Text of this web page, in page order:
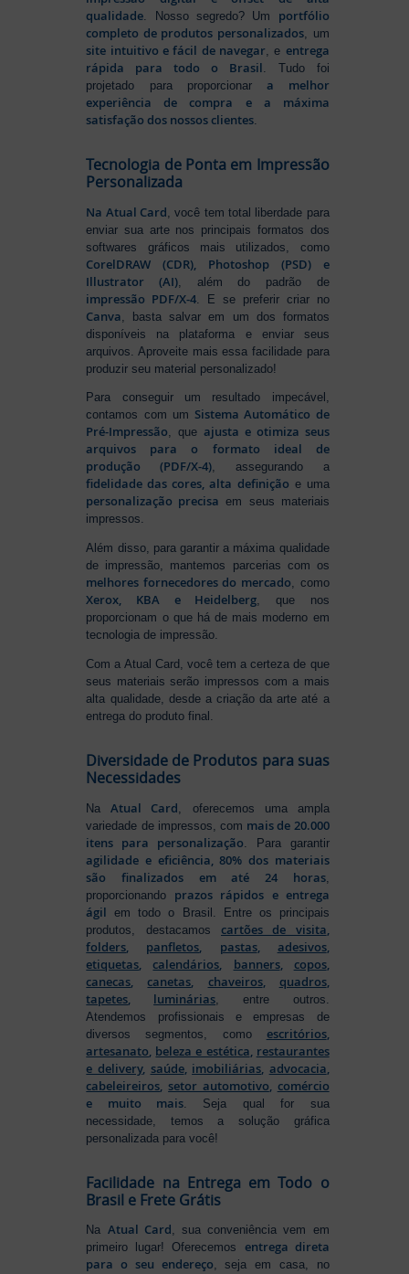
qualidade . Nosso segredo? Um portfólio
completo de produtos personalizados , um
site intuitivo e fácil de navegar , e entrega
rápida para todo o Brasil . Tudo foi
projetado para proporcionara melhor
experiência de compra e a máxima
satisfação dos nossos clientes
Tecnologia de Ponta em Impressão
Personalizada
Na Atual Card , você tem total liberdade para
enviar sua arte nos principais formatos dos
softwares gráficos mais utilizados, como
CorelDRAW (CDR), Photoshop (PSD) e
Illustrator (AI) , além do padrão de
impressão PDF/X-4 . E se preferir criar no
Canva , basta salvar em um dos formatos
disponíveis na plataforma e enviar seus
arquivos. Aproveite mais essa facilidade para
produzir seu material personalizado!
Para conseguir um resultado impecável,
contamos com um Sistema Automático de
Pré-Impressão, queajusta e otimiza seus
arquivos para o formato ideal de
produção (PDF/X-4), assegurando a
fidelidade das cores, alta definição e uma
personalização precisa em seus materiais
impressos.
Além disso, para garantir a máxima qualidade
de impressão, mantemos parcerias com os
melhores fornecedores do mercado, como
Xerox, KBA e Heidelberg, que nos
proporcionam o que há de mais moderno em
tecnologia de impressão.
Com a Atual Card, você tem a certeza de que
seus materiais serão impressos com a mais
alta qualidade, desde a criação da arte até a
entrega do produto final.
Diversidade de Produtos para suas
Necessidades
NaAtual Card , oferecemos uma ampla
variedade de impressos, com mais de 20.000
itens para personalização . Para garantir
agilidade e eficiência, 80% dos materiais
são finalizados em até 24 horas,
proporcionando prazos rápidos e entrega
ágil em todo o Brasil. Entre os principais
produtos, destacamos cartões de visita,
folders, panfletos, pastas, adesivos,
etiquetas,calendários, banners, copos,
canecas,canetas, chaveiros, quadros,
tapetes, luminárias , entre outros.
Atendemos profissionais e empresas de
diversos segmentos, como escritórios,
artesanato, beleza e estética, restaurantes
e delivery, saúde, imobiliárias, advocacia,
cabeleireiros, setor automotivo, comércio
e muito mais . Seja qual for sua
necessidade, temos a solução gráfica
personalizada para você!
Facilidade na Entrega em Todo o
Brasil e Frete Grátis
Na Atual Card, sua conveniência vem em
primeiro lugar! Oferecemos entrega direta
para o seu endereço, seja em casa, no